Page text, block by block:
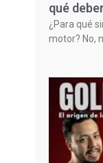
qué
¿Para qué
motor? No,